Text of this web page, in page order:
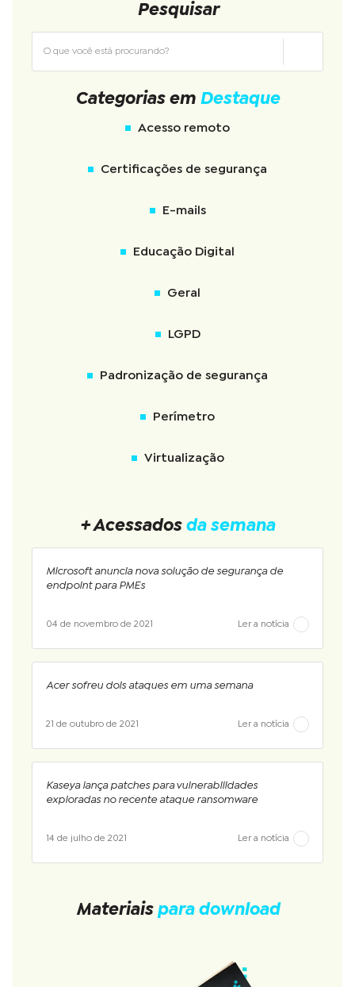
Pesquisar
Categorias em Destaque
Acesso remoto
Certificações de segurança
E-mails
Educação Digital
Geral
LGPD
Padronização de segurança
Perímetro
Virtualização
+ Acessados da semana
Microsoft anuncia nova solução de segurança de
endpoint para PMEs
04 de novembro de 2021 Ler a notícia
Acer sofreu dois ataques em uma semana
21 de outubro de 2021 Ler a notícia
Kaseya lança patches para vulnerabilidades
exploradas no recente ataque ransomware
14 de julho de 2021 Ler a notícia
Materiais para download